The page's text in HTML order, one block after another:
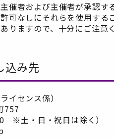
催者および主催者が承認
可なしにそれらを使用す
りますので、十分にご注意
込み先
イセンス係）
757
※土・日・祝日は除く）